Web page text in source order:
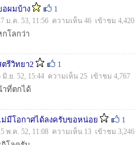
อผมบ้าง 1
ม.ค. 53, 11:56 ความเห็น 46 เข้าชม 4,420
กโลกว่า
ตรีวิทยา2 1
มิ.ย. 52, 15:44 ความเห็น 25 เข้าชม 4,767
าที่ตกได้
ม่มีโอกาศได้ลงครับขอหน่อย 1
พ.ค. 52, 11:08 ความเห็น 13 เข้าชม 3,246